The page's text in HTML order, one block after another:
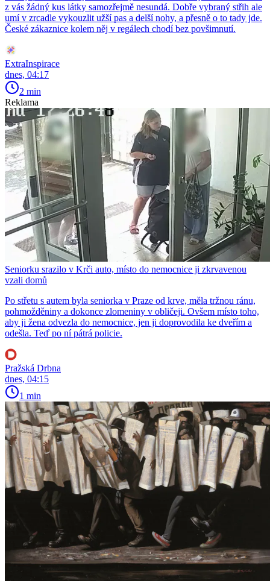
z vás žádný kus látky samozřejmě nesundá. Dobře vybraný střih ale
umí v zrcadle vykouzlit užší pas a delší nohy, a přesně o to tady jde.
České zákaznice kolem něj v regálech chodí bez povšimnutí.
ExtraInspirace
dnes, 04:17
2 min
Reklama
Seniorku srazilo v Krči auto, místo do nemocnice ji zkrvavenou
vzali domů
Po střetu s autem byla seniorka v Praze od krve, měla tržnou ránu,
pohmožděniny a dokonce zlomeniny v obličeji. Ovšem místo toho,
aby ji žena odvezla do nemocnice, jen ji doprovodila ke dveřím a
odešla. Teď po ní pátrá policie.
Pražská Drbna
dnes, 04:15
1 min